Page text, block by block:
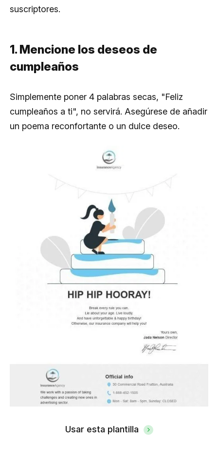
suscriptores.
1. Mencione los deseos de
cumpleaños
Simplemente poner 4 palabras secas, "Feliz
cumpleaños a ti", no servirá. Asegúrese de añadir
un poema reconfortante o un dulce deseo.
Usar esta plantilla